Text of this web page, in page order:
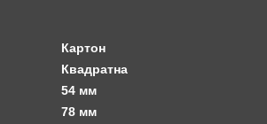
Картон
Квадратна
54 мм
78 мм